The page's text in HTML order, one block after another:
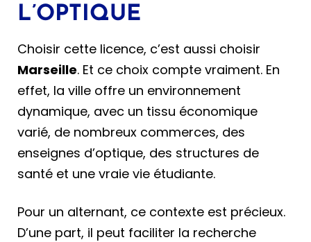
L’OPTIQUE
Choisir cette licence, c’est aussi choisir
Marseille. Et ce choix compte vraiment. En
effet, la ville offre un environnement
dynamique, avec un tissu économique
varié, de nombreux commerces, des
enseignes d’optique, des structures de
santé et une vraie vie étudiante.
Pour un alternant, ce contexte est précieux.
D’une part, il peut faciliter la recherche